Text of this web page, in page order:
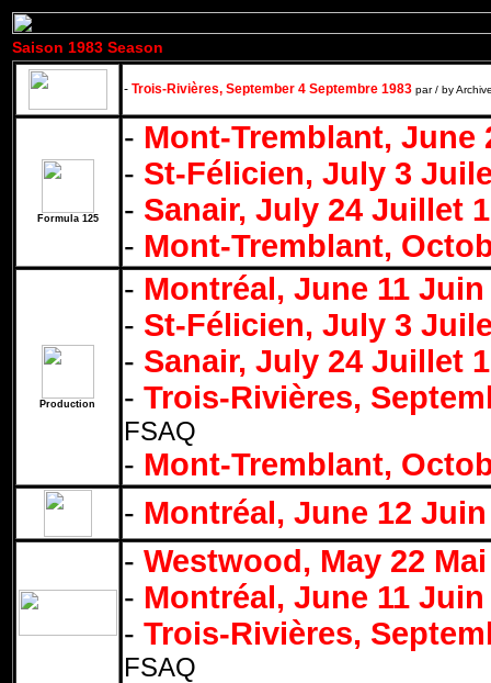
Saison 1983 Season
- Trois-Rivières, September 4 Septembre 1983 par / by
Formula 125
- Mont-Tremblant, June
- St-Félicien, July 3
- Sanair, July 24 Juillet
- Mont-Tremblant,
Production
- Montréal, June 11 Juin
- St-Félicien, July 3
- Sanair, July 24 Juillet
- Trois-Rivières,
FSAQ
- Mont-Tremblant,
- Montréal, June 12 Juin
- Westwood, May 22
- Montréal, June 11 Juin
- Trois-Rivières,
FSAQ